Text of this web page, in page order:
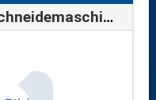
Panasonic Profi Haarschneidemaschine ER …